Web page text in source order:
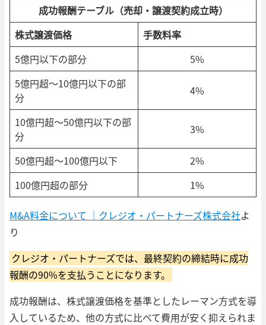
成功報酬テーブル（売却・譲渡契約成立時）
株式譲渡価格
手数料率
5億円以下の部分
5%
5億円超～10億円以下の部
分
4%
10億円超～50億円以下の部
分
3%
50億円超～100億円以下
2%
100億円超の部分
1%
M&A料金について ｜クレジオ・パートナーズ株式会社よ
り
クレジオ・パートナーズでは、最終契約の締結時に成功
報酬の90%を支払うことになります。
成功報酬は、株式譲渡価格を基準としたレーマン方式を導
入しているため、他の方式に比べて費用が安く抑えられま